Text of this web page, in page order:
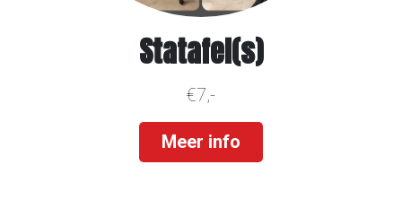
Statafel(s)
€7,-
Meer info